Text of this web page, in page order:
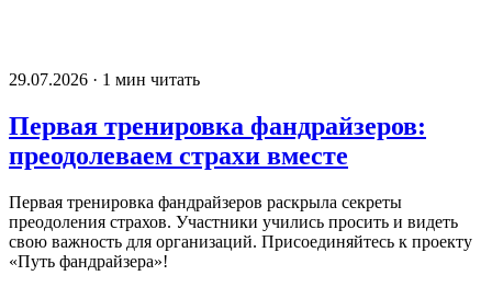
29.07.2026 · 1 мин читать
Первая тренировка фандрайзеров:
преодолеваем страхи вместе
Первая тренировка фандрайзеров раскрыла секреты
преодоления страхов. Участники учились просить и видеть
свою важность для организаций. Присоединяйтесь к проекту
«Путь фандрайзера»!